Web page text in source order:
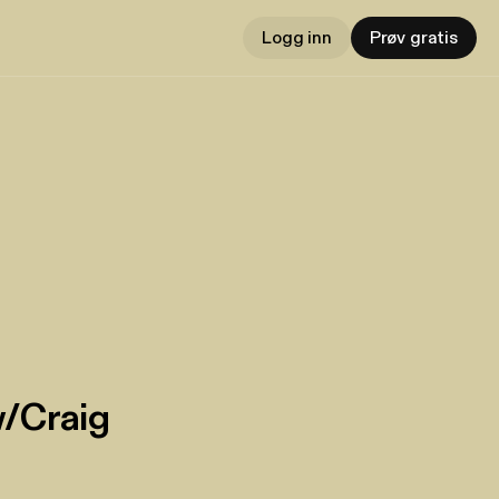
Logg inn Prøv gratis
Craig